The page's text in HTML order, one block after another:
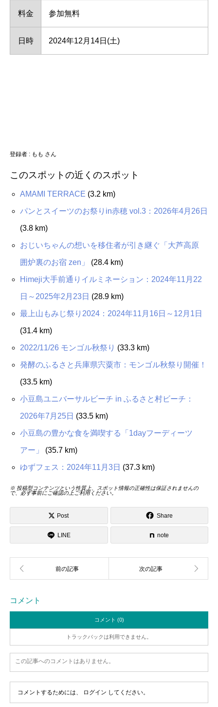
料金 参加無料
日時 2024年12月14日(土)
登録者 : もも さん
このスポットの近くのスポット
AMAMI TERRACE (3.2 km)
パンとスイーツのお祭りin赤穂 vol.3：2026年4月26日
(3.8 km)
おじいちゃんの想いを移住者が引き継ぐ「⼤芦⾼原
囲炉裏のお宿 zen」 (28.4 km)
Himeji大手前通りイルミネーション：2024年11月22
日～2025年2月23日 (28.9 km)
最上山もみじ祭り2024：2024年11月16日～12月1日
(31.4 km)
2022/11/26 モンゴル秋祭り (33.3 km)
発酵のふるさと兵庫県宍粟市：モンゴル秋祭り開催！
(33.5 km)
小豆島ユニバーサルビーチ in ふるさと村ビーチ：
2026年7月25日 (33.5 km)
小豆島の豊かな食を満喫する「1dayフーディーツ
アー」 (35.7 km)
ゆずフェス：2024年11月3日 (37.3 km)
※ 投稿型コンテンツという性質上、スポット情報の正確性は保証されませんの
で、必ず事前にご確認の上ご利用ください。
Post Share
LINE note
コメント
コメント (0)
トラックバックは利用できません。
この記事へのコメントはありません。
コメントするためには、 ログイン してください。